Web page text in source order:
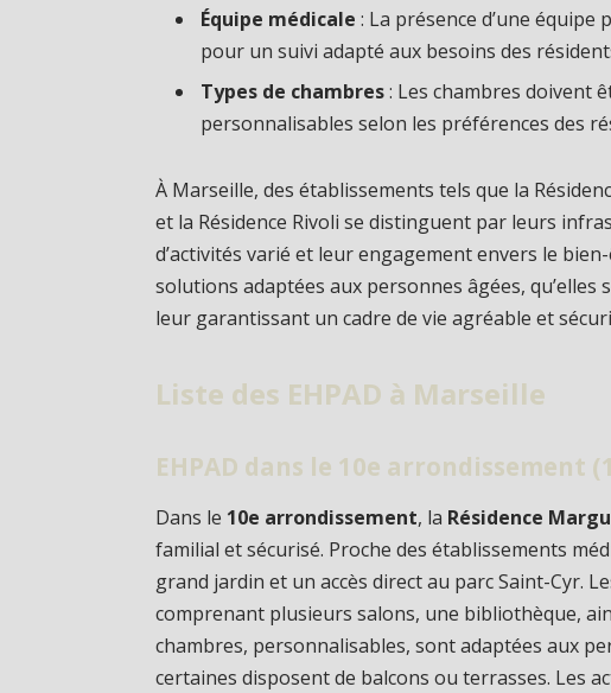
Équipe médicale : La présence d’une
pour un suivi adapté aux besoins des
Types de chambres: Les chambres doivent
personnalisables selon les préférences des
À Marseille, des établissements tels que la
et la Résidence Rivoli se distinguent par leurs
d’activités varié et leur engagement envers le
solutions adaptées aux personnes âgées,
leur garantissant un cadre de vie agréable et
Liste des EHPAD à Marseille
EHPAD dans le 10e arrondissement
Dans le 10e arrondissement, la Résidence
familial et sécurisé. Proche des établissements
grand jardin et un accès direct au parc Saint-Cyr.
comprenant plusieurs salons, une bibliothèque,
chambres, personnalisables, sont adaptées aux
certaines disposent de balcons ou terrasses. Les